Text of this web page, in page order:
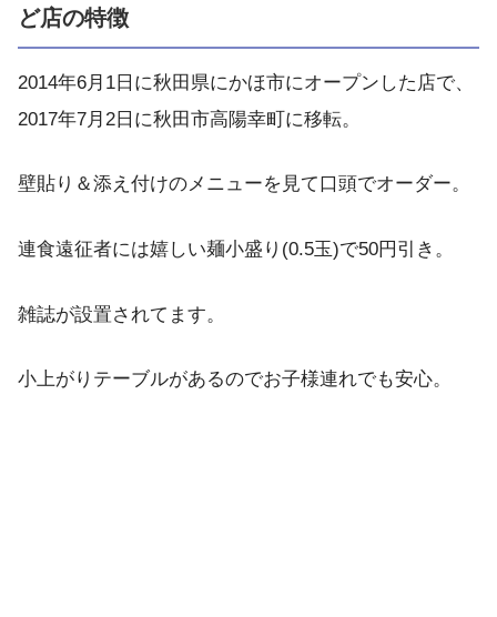
ど店の特徴
2014年6月1日に秋田県にかほ市にオープンした店で、
2017年7月2日に秋田市高陽幸町に移転。
壁貼り＆添え付けのメニューを見て口頭でオーダー。
連食遠征者には嬉しい麺小盛り(0.5玉)で50円引き。
雑誌が設置されてます。
小上がりテーブルがあるのでお子様連れでも安心。